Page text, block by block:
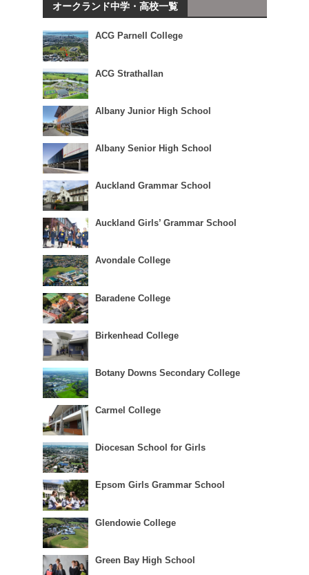
オークランド中学・高校一覧
ACG Parnell College
ACG Strathallan
Albany Junior High School
Albany Senior High School
Auckland Grammar School
Auckland Girls’ Grammar School
Avondale College
Baradene College
Birkenhead College
Botany Downs Secondary College
Carmel College
Diocesan School for Girls
Epsom Girls Grammar School
Glendowie College
Green Bay High School